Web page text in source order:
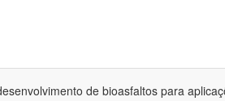
de bioasfaltos para